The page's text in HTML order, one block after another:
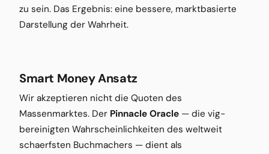
zu sein. Das Ergebnis: eine bessere, marktbasierte
Darstellung der Wahrheit.
Smart Money Ansatz
Wir akzeptieren nicht die Quoten des
Massenmarktes. Der Pinnacle Oracle — die vig-
bereinigten Wahrscheinlichkeiten des weltweit
schaerfsten Buchmachers — dient als